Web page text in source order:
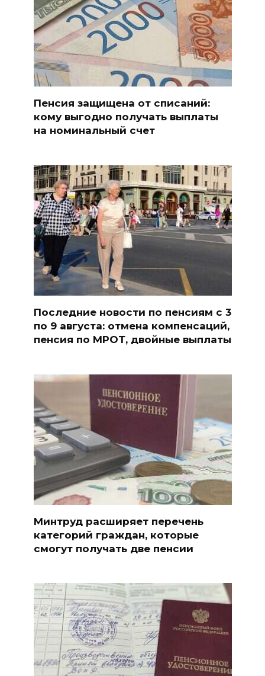
Пенсия защищена от списаний:
кому выгодно получать выплаты
на номинальный счет
Последние новости по пенсиям с 3
по 9 августа: отмена компенсаций,
пенсия по МРОТ, двойные выплаты
Минтруд расширяет перечень
категорий граждан, которые
смогут получать две пенсии